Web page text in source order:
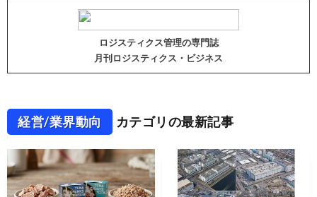
ロジスティクス管理の専門誌
月刊ロジスティクス・ビジネス
経営/業界動向 カテゴリの最新記事